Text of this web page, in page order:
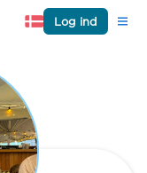
Log ind